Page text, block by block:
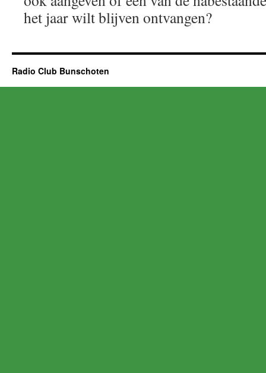
het jaar wilt blijven ontvangen?
Radio Club Bunschoten